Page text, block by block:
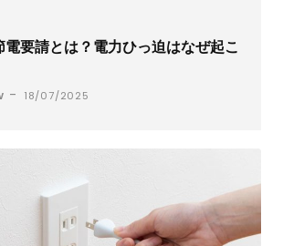
電要請とは？電力ひっ迫はなぜ起こ
- 18/07/2025